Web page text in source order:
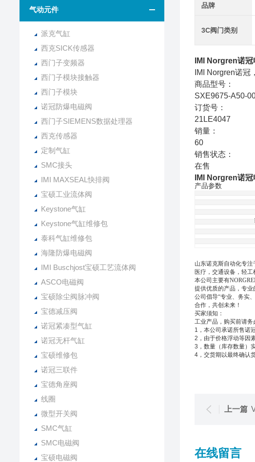
气动元件
派克气缸
西克SICK传感器
西门子变频器
西门子模块接触器
西门子模块
诺冠防爆电磁阀
西门子SIEMENS数据处理器
西克传感器
定制气缸
SMC接头
IMI MAXSEAL快排阀
宝硕工业流体阀
Keystone气缸
Keystone气缸维修包
泰科气缸维修包
海隆防爆电磁阀
IMI Buschjost宝硕工艺流体阀
ASCO电磁阀
宝硕除尘阀脉冲阀
宝德减压阀
诺冠紧凑型气缸
诺冠无杆气缸
宝硕维修包
诺冠三联件
宝德角座阀
线圈
微型开关阀
SMC气缸
SMC电磁阀
宝硕电磁阀
品牌
3C阀门类别
IMI Norgren诺冠
IMI Norgren诺冠
商品型号：
SXE9675-A50-
订货号：
21LE4047
销量：
60
销售状态：
在售
IMI Norgren诺冠
产品参数
山东诺克斯自动化专
医疗，交通设备，轻
本公司主要有
提供优质的产品，专业
公司倡导“专业、务实
合作，共创未来！
买家须知：
工业产品，购买前请务
1，本公司承诺所售诺
2，由于价格浮动等因
3，数量（库存数量）
4，交货期以最终确认
上一篇
在线留言